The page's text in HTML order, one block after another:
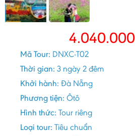
4.040.000
Mã Tour: DNXC-T02
Thời gian: 3 ngày 2 đêm
Khởi hành: Đà Nẵng
Phương tiện: Ôtô
Hình thức: Tour riêng
Loại tour: Tiêu chuẩn